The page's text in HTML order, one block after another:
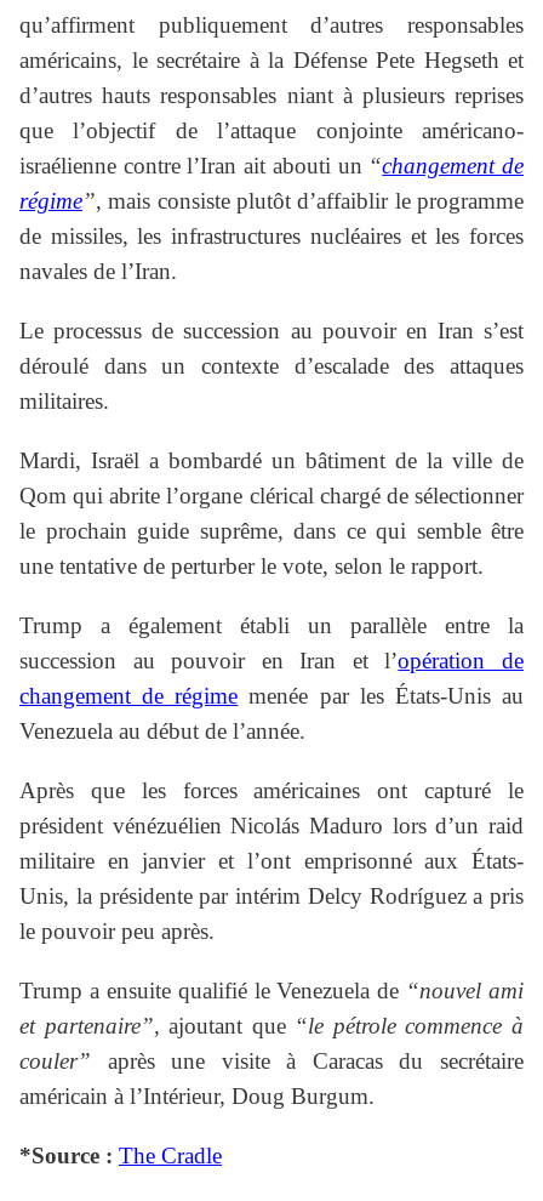
qu’affirment publiquement d’autres responsables
américains, le secrétaire à la Défense Pete Hegseth et
d’autres hauts responsables niant à plusieurs reprises
que l’objectif de l’attaque conjointe américano-
israélienne contre l’Iran ait abouti un “changement de
régime”, mais consiste plutôt d’affaiblir le programme
de missiles, les infrastructures nucléaires et les forces
navales de l’Iran.
Le processus de succession au pouvoir en Iran s’est
déroulé dans un contexte d’escalade des attaques
militaires.
Mardi, Israël a bombardé un bâtiment de la ville de
Qom qui abrite l’organe clérical chargé de sélectionner
le prochain guide suprême, dans ce qui semble être
une tentative de perturber le vote, selon le rapport.
Trump a également établi un parallèle entre la
succession au pouvoir en Iran et l’opération de
changement de régime menée par les États-Unis au
Venezuela au début de l’année.
Après que les forces américaines ont capturé le
président vénézuélien Nicolás Maduro lors d’un raid
militaire en janvier et l’ont emprisonné aux États-
Unis, la présidente par intérim Delcy Rodríguez a pris
le pouvoir peu après.
Trump a ensuite qualifié le Venezuela de “nouvel ami
et partenaire”, ajoutant que “le pétrole commence à
couler” après une visite à Caracas du secrétaire
américain à l’Intérieur, Doug Burgum.
*Source : The Cradle